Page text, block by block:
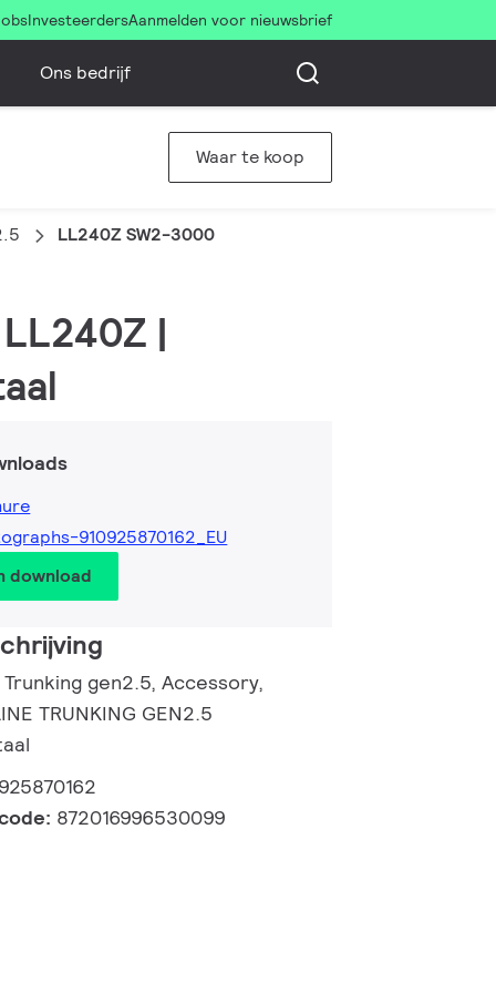
InvesteerdersAanmelden voor nieuwsbrief
Ons bedrijf
Waar te koop
LL240Z SW2-3000
|
910925870162_EU
download
gen2.5, Accessory,
TRUNKING GEN2.5
872016996530099